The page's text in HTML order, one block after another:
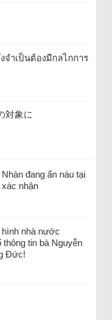
จำเป็นต้องมีกลไกการ
対象に
đang ẩn náu tại
nhận
nhà nước
tin bà Nguyễn
Đức!